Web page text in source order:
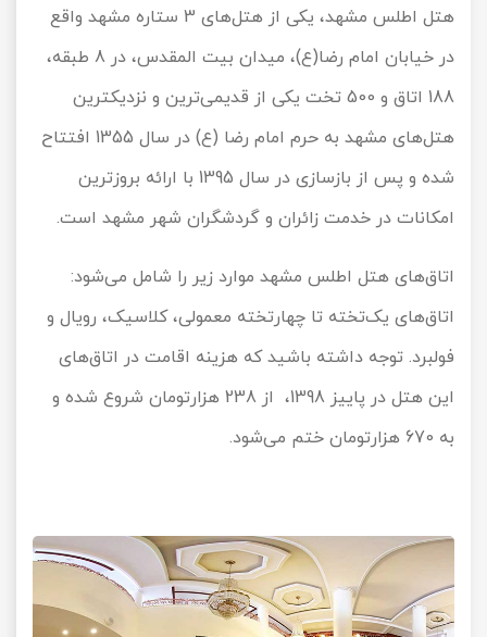
هتل اطلس مشهد، یکی از هتل‌های 3 ستاره مشهد واقع
در خیابان امام رضا(ع)، میدان بیت المقدس، در 8 طبقه،
188 اتاق و 500 تخت یکی از قدیمی‌ترین و نزدیکترین
هتل‌های مشهد به حرم امام رضا (ع) در سال 1355 افتتاح
شده و پس از بازسازی در سال 1395 با ارائه بروزترین
امکانات در خدمت زائران و گردشگران شهر مشهد است.
اتاق‌های هتل اطلس مشهد موارد زیر را شامل می‌شود:
اتاق‌های یک‌تخته تا چهارتخته معمولی، کلاسیک، رویال و
فولبرد. توجه داشته باشید که هزینه اقامت در اتاق‌های
این هتل در پاییز 1398، از 238 هزارتومان شروع شده و
به 670 هزارتومان ختم می‌شود.